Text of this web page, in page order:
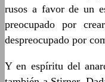
rusos a favor de un
preocupado por
despreocupado por
Y en espíritu del